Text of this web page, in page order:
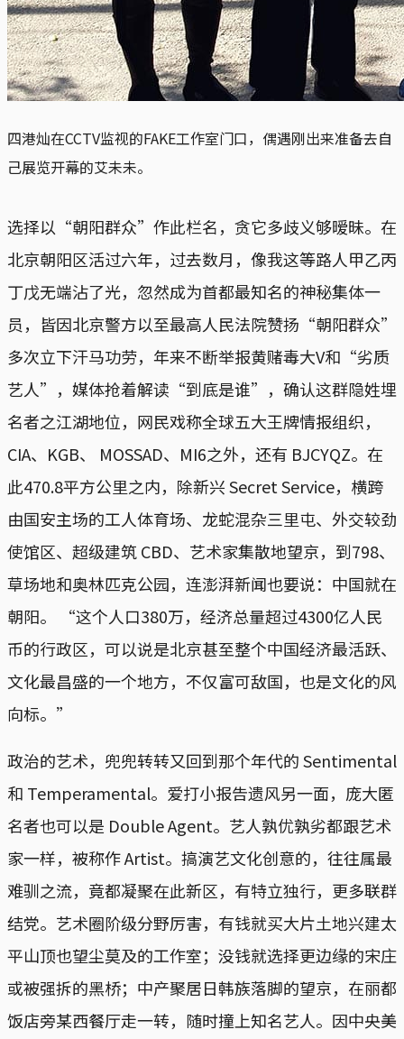
四港灿在CCTV监视的FAKE工作室门口，偶遇刚出来准备去自
己展览开幕的艾未未。
选择以“朝阳群众”作此栏名，贪它多歧义够暧昧。在
北京朝阳区活过六年，过去数月，像我这等路人甲乙丙
丁戊无端沾了光，忽然成为首都最知名的神秘集体一
员，皆因北京警方以至最高人民法院赞扬“朝阳群众”
多次立下汗马功劳，年来不断举报黄赌毒大V和“劣质
艺人”，媒体抢着解读“到底是谁”，确认这群隐姓埋
名者之江湖地位，网民戏称全球五大王牌情报组织，
CIA、KGB、 MOSSAD、MI6之外，还有 BJCYQZ。在
此470.8平方公里之内，除新兴 Secret Service，横跨
由国安主场的工人体育场、龙蛇混杂三里屯、外交较劲
使馆区、超级建筑 CBD、艺术家集散地望京，到798、
草场地和奥林匹克公园，连澎湃新闻也要说：中国就在
朝阳。 “这个人口380万，经济总量超过4300亿人民
币的行政区，可以说是北京甚至整个中国经济最活跃、
文化最昌盛的一个地方，不仅富可敌国，也是文化的风
向标。”
政治的艺术，兜兜转转又回到那个年代的 Sentimental
和 Temperamental。爱打小报告遗风另一面，庞大匿
名者也可以是 Double Agent。艺人孰优孰劣都跟艺术
家一样，被称作 Artist。搞演艺文化创意的，往往属最
难驯之流，竟都凝聚在此新区，有特立独行，更多联群
结党。艺术圈阶级分野厉害，有钱就买大片土地兴建太
平山顶也望尘莫及的工作室；没钱就选择更边缘的宋庄
或被强拆的黑桥；中产聚居日韩族落脚的望京，在丽都
饭店旁某西餐厅走一转，随时撞上知名艺人。因中央美